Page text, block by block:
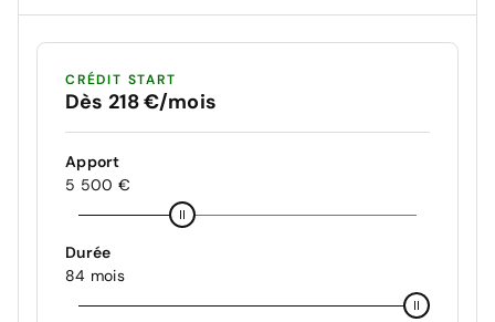
CRÉDIT START
Dès 218 €/mois
Apport
5 500 €
Durée
84 mois